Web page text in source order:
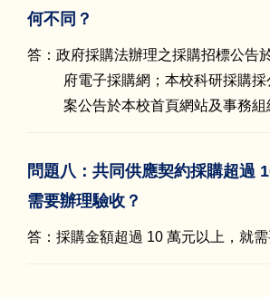
何不同？
答：政府採購法辦理之採購招標公告
府電子採購網；本校科研採購
案公告於本校首頁網站及事務組
問題八：共同供應契約採購超過
需要辦理驗收？
答：採購金額超過 10 萬元以上，就需